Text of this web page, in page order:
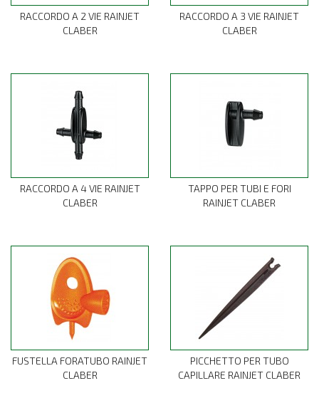
RACCORDO A 2 VIE RAINJET
CLABER
RACCORDO A 3 VIE RAINJET
CLABER
RACCORDO A 4 VIE RAINJET
CLABER
TAPPO PER TUBI E FORI
RAINJET CLABER
FUSTELLA FORATUBO RAINJET
CLABER
PICCHETTO PER TUBO
CAPILLARE RAINJET CLABER